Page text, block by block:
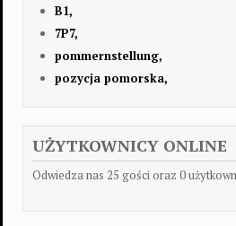
B1,
7P7,
pommernstellung,
pozycja pomorska,
UŻYTKOWNICY ONLINE
Odwiedza nas 25 gości oraz 0